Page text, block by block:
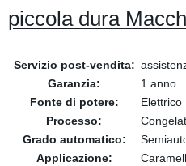
piccola dura
Servizio post-vendita:
Garanzia:
1 anno
Fonte di potere:
Elettrico
Processo:
Grado automatico:
Applicazione: